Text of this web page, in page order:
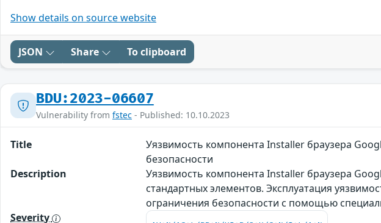
Show details on source website
JSON Share To clipboard
BDU:2023-06607
Vulnerability from fstec - Published: 10.10.2023
Title
Уязвимость компонента Installer браузера
безопасности
Description
Уязвимость компонента Installer браузера
стандартных элементов. Эксплуатация
ограничения безопасности с помощью
Severity